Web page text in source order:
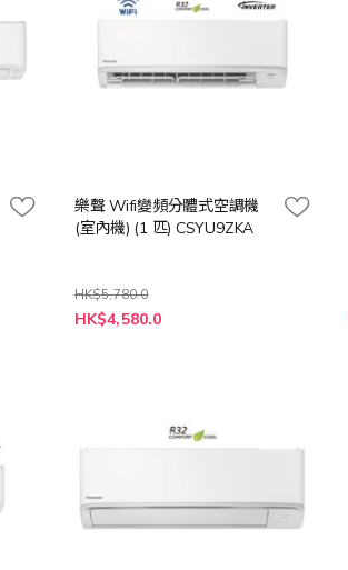
樂聲 Wifi變頻分體式空調機
(室內機) (1 匹) CSYU9ZKA
HK$5,780.0
特
殊
HK$4,580.0